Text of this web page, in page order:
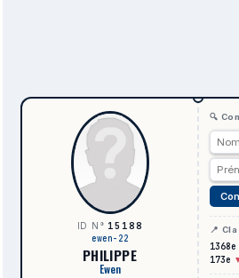
ID N° 15188
ewen-22
PHILIPPE
Ewen
🔍
📍
1368e
173e